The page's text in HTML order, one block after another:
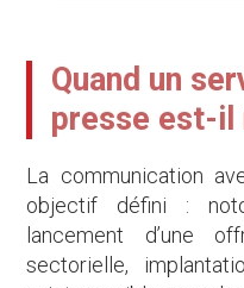
Quand un
presse est-il
La communication
objectif défini :
lancement d’une
sectorielle,